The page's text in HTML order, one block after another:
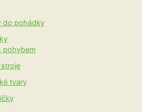
do pohádky
pohybem
tvary